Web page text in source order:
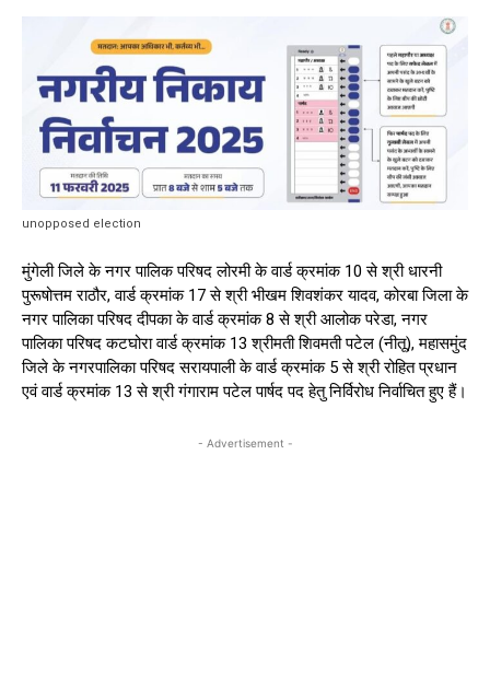
unopposed election
मुंगेली जिले के नगर पालिक परिषद लोरमी के वार्ड क्रमांक 10 से श्री धारनी
पुरूषोत्तम राठौर, वार्ड क्रमांक 17 से श्री भीखम शिवशंकर यादव, कोरबा जिला के
नगर पालिका परिषद दीपका के वार्ड क्रमांक 8 से श्री आलोक परेडा, नगर
पालिका परिषद कटघोरा वार्ड क्रमांक 13 श्रीमती शिवमती पटेल (नीतू), महासमुंद
जिले के नगरपालिका परिषद सरायपाली के वार्ड क्रमांक 5 से श्री रोहित प्रधान
एवं वार्ड क्रमांक 13 से श्री गंगाराम पटेल पार्षद पद हेतु निर्विरोध निर्वाचित हुए हैं।
- Advertisement -